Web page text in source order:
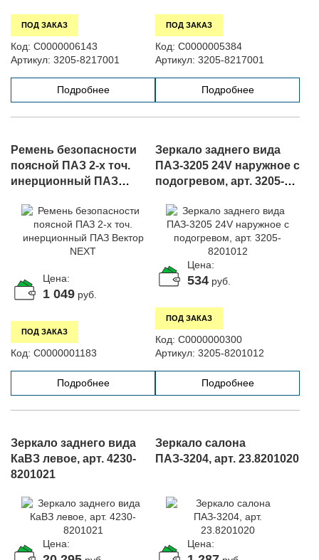
ПОД ЗАКАЗ
Код: С0000006143
Артикул: 3205-8217001
Подробнее
ПОД ЗАКАЗ
Код: С0000005384
Артикул: 3205-8217001
Подробнее
Ремень безопасности
поясной ПАЗ 2-х точ.
инерционный ПАЗ
Цена:
1 049 руб.
ПОД ЗАКАЗ
Код: С0000001183
Подробнее
Зеркало заднего вида
ПАЗ-3205 24V наружное с
подогревом, арт. 3205-
Цена:
534 руб.
ПОД ЗАКАЗ
Код: С0000000300
Артикул: 3205-8201012
Подробнее
Зеркало заднего вида
КаВЗ левое, арт. 4230-
8201021
Цена:
Зеркало салона
ПАЗ-3204, арт. 23.8201020
Цена: